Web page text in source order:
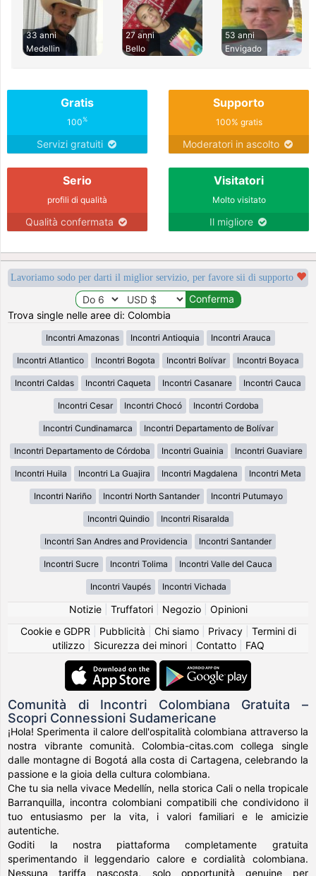
33 anni
Medellin
27 anni
Bello
53 anni
Envigado
Gratis
100%
Servizi gratuiti
Supporto
100% gratis
Moderatori in ascolto
Serio
profili di qualità
Qualità confermata
Visitatori
Molto visitato
Il migliore
Lavoriamo sodo per darti il miglior servizio, per favore sii di supporto
Trova single nelle aree di: Colombia
Incontri Amazonas Incontri Antioquia Incontri Arauca
Incontri Atlantico Incontri Bogota Incontri Bolívar Incontri Boyaca
Incontri Caldas Incontri Caqueta Incontri Casanare Incontri Cauca
Incontri Cesar Incontri Chocó Incontri Cordoba
Incontri Cundinamarca Incontri Departamento de Bolívar
Incontri Departamento de Córdoba Incontri Guainia Incontri Guaviare
Incontri Huila Incontri La Guajira Incontri Magdalena Incontri Meta
Incontri Nariño Incontri North Santander Incontri Putumayo
Incontri Quindio Incontri Risaralda
Incontri San Andres and Providencia Incontri Santander
Incontri Sucre Incontri Tolima Incontri Valle del Cauca
Incontri Vaupés Incontri Vichada
Notizie| Truffatori| Negozio| Opinioni
Cookie e GDPR
Pubblicità Chi siamo| Privacy| Termini di
utilizzo| Sicurezza dei minori| Contatto| FAQ
Comunità di Incontri Colombiana Gratuita –
Scopri Connessioni Sudamericane
¡Hola! Sperimenta il calore dell'ospitalità colombiana attraverso la
nostra vibrante comunità. Colombia-citas.com collega single
dalle montagne di Bogotá alla costa di Cartagena, celebrando la
passione e la gioia della cultura colombiana.
Che tu sia nella vivace Medellín, nella storica Cali o nella tropicale
Barranquilla, incontra colombiani compatibili che condividono il
tuo entusiasmo per la vita, i valori familiari e le amicizie
autentiche.
Goditi la nostra piattaforma completamente gratuita
sperimentando il leggendario calore e cordialità colombiana.
Nessuna tariffa nascosta, solo opportunità genuine per